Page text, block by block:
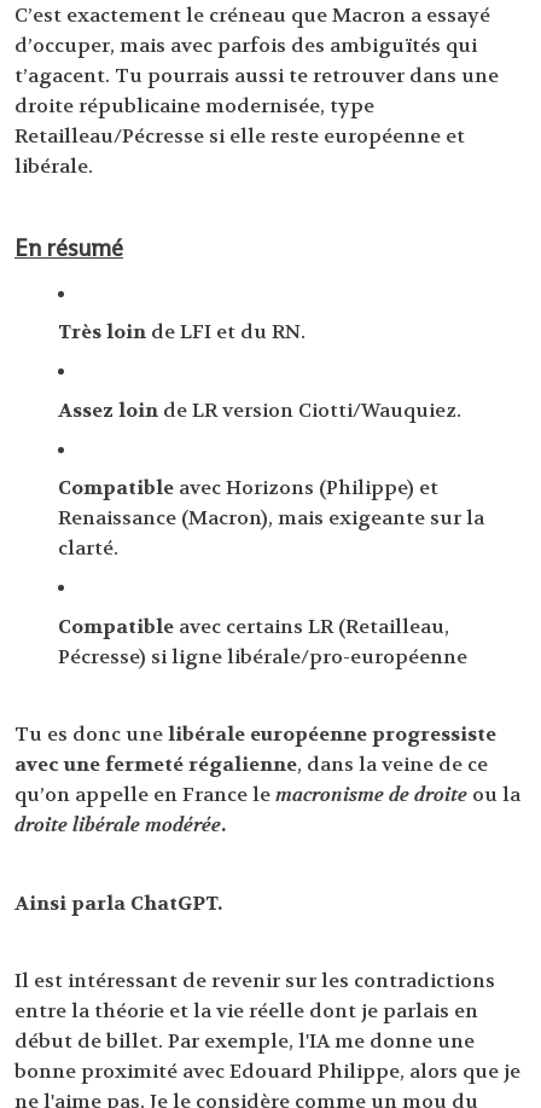
C’est exactement le créneau que Macron a essayé
d’occuper, mais avec parfois des ambiguïtés qui
t’agacent. Tu pourrais aussi te retrouver dans une
droite républicaine modernisée, type
Retailleau/Pécresse si elle reste européenne et
libérale.
En résumé
Très loin de LFI et du RN.
Assez loin de LR version Ciotti/Wauquiez.
Compatible avec Horizons (Philippe) et
Renaissance (Macron), mais exigeante sur la
clarté.
Compatible avec certains LR (Retailleau,
Pécresse) si ligne libérale/pro-européenne
Tu es donc unelibérale européenne progressiste
avec une fermeté régalienne, dans la veine de ce
qu’on appelle en France lemacronisme de droite ou la
droite libérale modérée.
Ainsi parla ChatGPT.
Il est intéressant de revenir sur les contradictions
entre la théorie et la vie réelle dont je parlais en
début de billet. Par exemple, l'IA me donne une
bonne proximité avec Edouard Philippe, alors que je
ne l'aime pas. Je le considère comme un mou du